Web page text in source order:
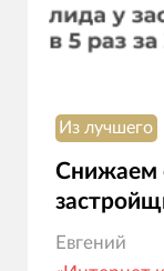
Из лучшего
Снижаем
Евгений